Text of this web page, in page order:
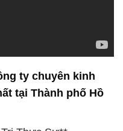
ty chuyên kinh
tại Thành phố Hồ